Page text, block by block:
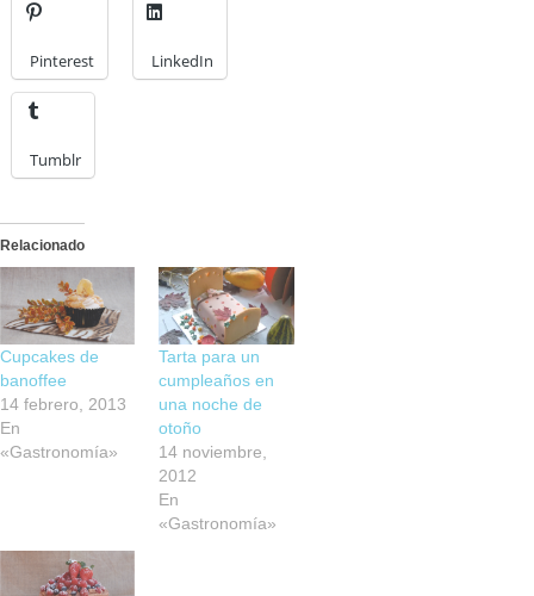
Pinterest LinkedIn
Tumblr
Relacionado
Cupcakes de
banoffee
14 febrero, 2013
En
«Gastronomía»
Tarta para un
cumpleaños en
una noche de
otoño
14 noviembre,
2012
En
«Gastronomía»